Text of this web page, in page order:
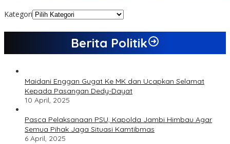
Kategori
Berita Politik
Maidani Enggan Gugat Ke MK dan Ucapkan Selamat
Kepada Pasangan Dedy-Dayat
10 April, 2025
Pasca Pelaksanaan PSU, Kapolda Jambi Himbau Agar
Semua Pihak Jaga Situasi Kamtibmas
6 April, 2025